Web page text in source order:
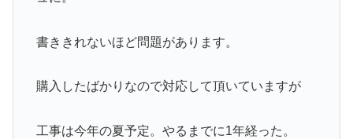
書ききれないほど問題があります。
購入したばかりなので対応して頂いていますが
工事は今年の夏予定。やるまでに1年経った。